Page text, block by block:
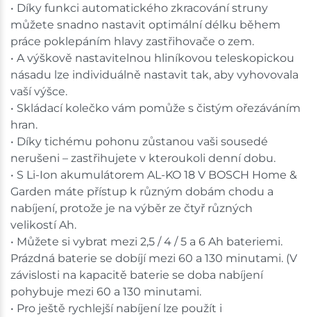
• Díky funkci automatického zkracování struny
můžete snadno nastavit optimální délku během
práce poklepáním hlavy zastřihovače o zem.
• A výškově nastavitelnou hliníkovou teleskopickou
násadu lze individuálně nastavit tak, aby vyhovovala
vaší výšce.
• Skládací kolečko vám pomůže s čistým ořezáváním
hran.
• Díky tichému pohonu zůstanou vaši sousedé
nerušeni – zastřihujete v kteroukoli denní dobu.
• S Li-Ion akumulátorem AL-KO 18 V BOSCH Home &
Garden máte přístup k různým dobám chodu a
nabíjení, protože je na výběr ze čtyř různých
velikostí Ah.
• Můžete si vybrat mezi 2,5 / 4 / 5 a 6 Ah bateriemi.
Prázdná baterie se dobíjí mezi 60 a 130 minutami. (V
závislosti na kapacitě baterie se doba nabíjení
pohybuje mezi 60 a 130 minutami.
• Pro ještě rychlejší nabíjení lze použít i